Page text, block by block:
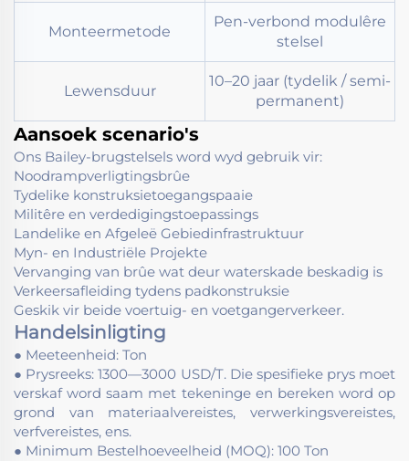
Monteermetode
Pen-verbond modulêre
stelsel
Lewensduur
10–20 jaar (tydelik / semi-
permanent)
Aansoek scenario's
Ons Bailey-brugstelsels word wyd gebruik vir:
Noodrampverligtingsbrûe
Tydelike konstruksietoegangspaaie
Militêre en verdedigingstoepassings
Landelike en Afgeleë Gebiedinfrastruktuur
Myn- en Industriële Projekte
Vervanging van brûe wat deur waterskade beskadig is
Verkeersafleiding tydens padkonstruksie
Geskik vir beide voertuig- en voetgangerverkeer.
Handelsinligting
● Meeteenheid: Ton
● Prysreeks: 1300—3000 USD/T. Die spesifieke prys moet
verskaf word saam met tekeninge en bereken word op
grond van materiaalvereistes, verwerkingsvereistes,
verfvereistes, ens.
● Minimum Bestelhoeveelheid (MOQ): 100 Ton